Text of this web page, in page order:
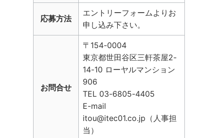
応募方法
エントリーフォームよりお
申し込み下さい。
お問合せ
〒154-0004
東京都世田谷区三軒茶屋2-
14-10 ローヤルマンション
906
TEL 03-6805-4405
E-mail
itou@itec01.co.jp（人事担
当）